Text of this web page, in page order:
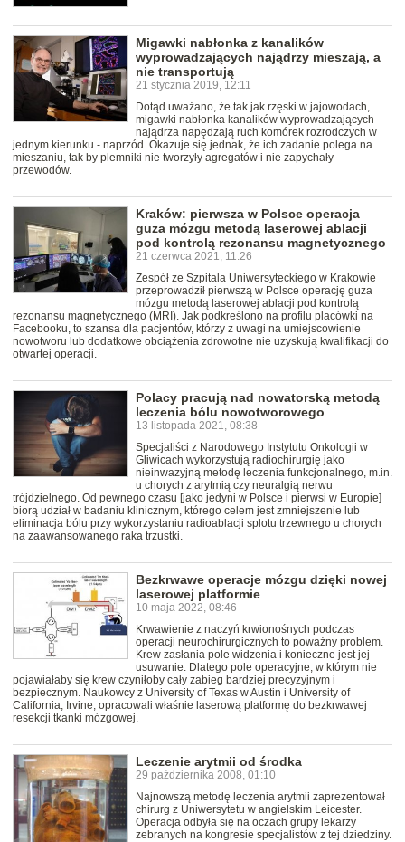
Migawki nabłonka z kanalików
wyprowadzających najądrzy mieszają, a
nie transportują
21 stycznia 2019, 12:11
Dotąd uważano, że tak jak rzęski w jajowodach,
migawki nabłonka kanalików wyprowadzających
najądrza napędzają ruch komórek rozrodczych w
jednym kierunku - naprzód. Okazuje się jednak, że ich zadanie polega na
mieszaniu, tak by plemniki nie tworzyły agregatów i nie zapychały
przewodów.
Kraków: pierwsza w Polsce operacja
guza mózgu metodą laserowej ablacji
pod kontrolą rezonansu magnetycznego
21 czerwca 2021, 11:26
Zespół ze Szpitala Uniwersyteckiego w Krakowie
przeprowadził pierwszą w Polsce operację guza
mózgu metodą laserowej ablacji pod kontrolą
rezonansu magnetycznego (MRI). Jak podkreślono na profilu placówki na
Facebooku, to szansa dla pacjentów, którzy z uwagi na umiejscowienie
nowotworu lub dodatkowe obciążenia zdrowotne nie uzyskują kwalifikacji do
otwartej operacji.
Polacy pracują nad nowatorską metodą
leczenia bólu nowotworowego
13 listopada 2021, 08:38
Specjaliści z Narodowego Instytutu Onkologii w
Gliwicach wykorzystują radiochirurgię jako
nieinwazyjną metodę leczenia funkcjonalnego, m.in.
u chorych z arytmią czy neuralgią nerwu
trójdzielnego. Od pewnego czasu [jako jedyni w Polsce i pierwsi w Europie]
biorą udział w badaniu klinicznym, którego celem jest zmniejszenie lub
eliminacja bólu przy wykorzystaniu radioablacji splotu trzewnego u chorych
na zaawansowanego raka trzustki.
Bezkrwawe operacje mózgu dzięki nowej
laserowej platformie
10 maja 2022, 08:46
Krwawienie z naczyń krwionośnych podczas
operacji neurochirurgicznych to poważny problem.
Krew zasłania pole widzenia i konieczne jest jej
usuwanie. Dlatego pole operacyjne, w którym nie
pojawiałaby się krew czyniłoby cały zabieg bardziej precyzyjnym i
bezpiecznym. Naukowcy z University of Texas w Austin i University of
California, Irvine, opracowali właśnie laserową platformę do bezkrwawej
resekcji tkanki mózgowej.
Leczenie arytmii od środka
29 października 2008, 01:10
Najnowszą metodę leczenia arytmii zaprezentował
chirurg z Uniwersytetu w angielskim Leicester.
Operacja odbyła się na oczach grupy lekarzy
zebranych na kongresie specjalistów z tej dziedziny.